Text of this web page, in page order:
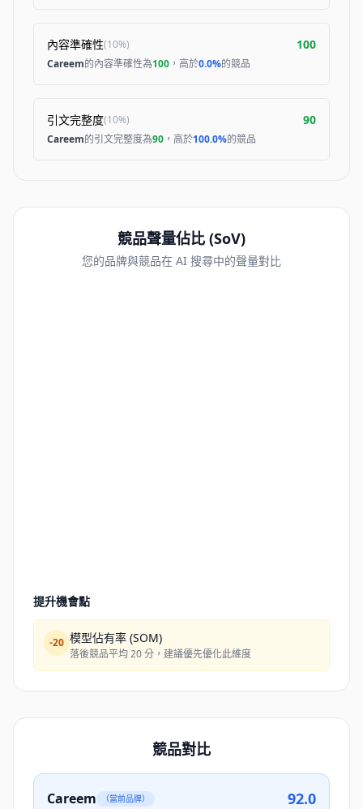
內容準確性(10%) 100
Careem的內容準確性為100 ，高於0.0%的競品
引文完整度(10%) 90
Careem的引文完整度為90 ，高於100.0%的競品
競品聲量佔比 (SoV)
您的品牌與競品在 AI 搜尋中的聲量對比
提升機會點
-20 模型佔有率 (SOM)
落後競品平均 20 分，建議優先優化此維度
競品對比
Careem （當前品牌） 92.0